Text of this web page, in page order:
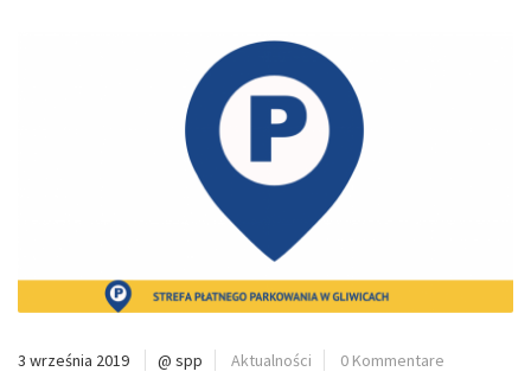
3 września 2019 @ spp Aktualności 0 Kommentare